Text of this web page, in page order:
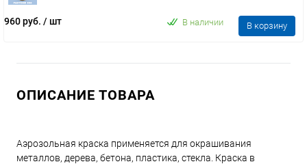
960 руб. / шт В наличии В корзину
ОПИСАНИЕ ТОВАРА
Аэрозольная краска применяется для окрашивания
металлов, дерева, бетона, пластика, стекла. Краска в